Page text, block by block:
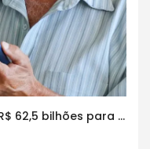
Famílias brasileiras perderam R$ 62,5 bilhões para bets em 2025